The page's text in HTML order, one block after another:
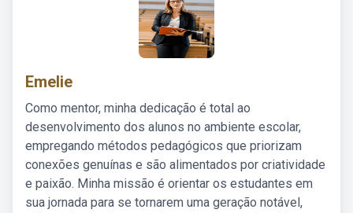
Emelie
Como mentor, minha dedicação é total ao
desenvolvimento dos alunos no ambiente escolar,
empregando métodos pedagógicos que priorizam
conexões genuínas e são alimentados por criatividade
e paixão. Minha missão é orientar os estudantes em
sua jornada para se tornarem uma geração notável,